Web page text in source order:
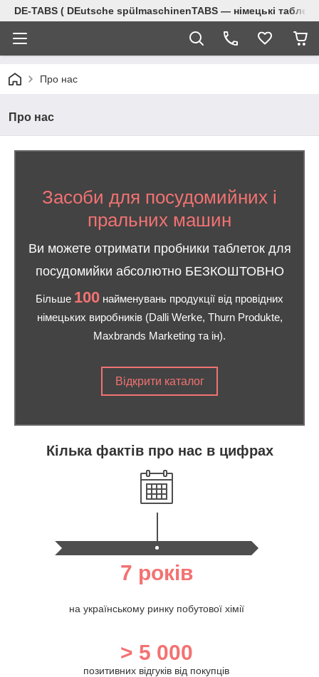
DE-TABS ( DEutsche spülmaschinenTABS ― німецькі
Про нас
Про нас
Засоби для посудомийних і
пральних машин
Ви можете отримати пробники таблеток для
посудомийки абсолютно БЕЗКОШТОВНО
Більше 100 найменувань продукції від провідних
німецьких виробників (Dalli Werke, Thurn Produkte,
Maxbrands Marketing та ін).
Відкрити каталог
Кілька фактів про нас в цифрах
7 років
на українському ринку побутової хімії
> 5 000
позитивних відгуків від покупців